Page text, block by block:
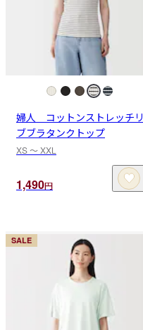
婦人 コットンストレッチリ
ブブラタンクトップ
XS 〜 XXL
1,490円
SALE